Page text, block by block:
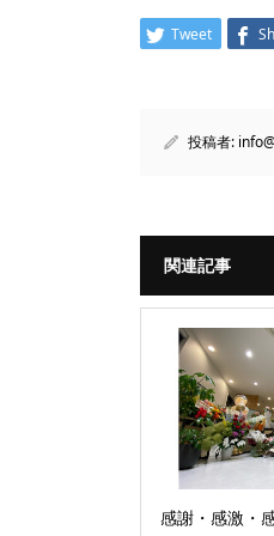
Tweet
投稿者:
関連記事
感謝・感激・